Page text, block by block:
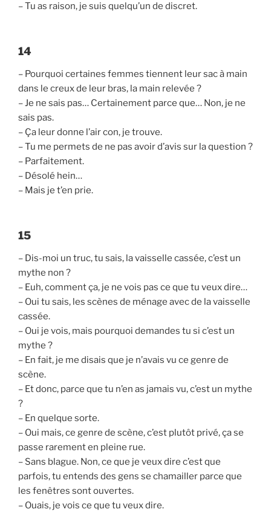
– Tu as raison, je suis quelqu’un de discret.
14
– Pourquoi certaines femmes tiennent leur sac à main
dans le creux de leur bras, la main relevée ?
– Je ne sais pas… Certainement parce que… Non, je ne
sais pas.
– Ça leur donne l’air con, je trouve.
– Tu me permets de ne pas avoir d’avis sur la question ?
– Parfaitement.
– Désolé hein…
– Mais je t’en prie.
15
– Dis-moi un truc, tu sais, la vaisselle cassée, c’est un
mythe non ?
– Euh, comment ça, je ne vois pas ce que tu veux dire…
– Oui tu sais, les scènes de ménage avec de la vaisselle
cassée.
– Oui je vois, mais pourquoi demandes tu si c’est un
mythe ?
– En fait, je me disais que je n’avais vu ce genre de
scène.
– Et donc, parce que tu n’en as jamais vu, c’est un mythe
?
– En quelque sorte.
– Oui mais, ce genre de scène, c’est plutôt privé, ça se
passe rarement en pleine rue.
– Sans blague. Non, ce que je veux dire c’est que
parfois, tu entends des gens se chamailler parce que
les fenêtres sont ouvertes.
– Ouais, je vois ce que tu veux dire.